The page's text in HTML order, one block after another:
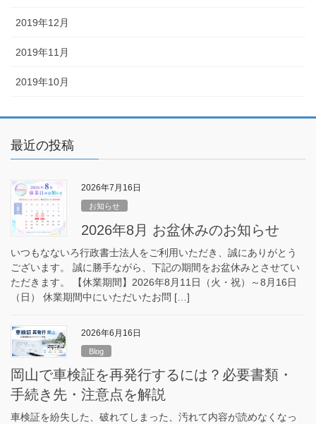
2019年12月
2019年11月
2019年10月
最近の投稿
2026年7月16日
お知らせ
2026年8月 お盆休みのお知らせ
いつもなないろ行政書士法人をご利用いただき、誠にありがとう
ございます。 誠に勝手ながら、下記の期間をお盆休みとさせてい
ただきます。 【休業期間】2026年8月11日（火・祝）～8月16日
（日） 休業期間中にいただいたお問 […]
2026年6月16日
Blog
岡山で車検証を再発行するには？必要書類・
手続き先・注意点を解説
車検証を紛失した、破れてしまった、汚れて内容が読めなくなっ